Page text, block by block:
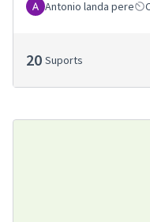
Antonio landa pere
20 Suports